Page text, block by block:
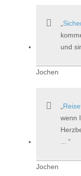
und
Jochen
wenn
...
Jochen